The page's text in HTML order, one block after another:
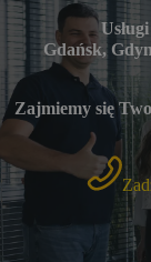
Gdańsk,
Zajmiemy się